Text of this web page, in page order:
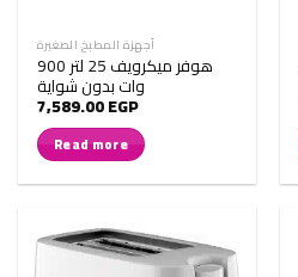
أجهزة المطبخ الصغيرة
هوفر ميكرويف 25 لتر 900
وات بدون شواية
7,589.00EGP
Read more